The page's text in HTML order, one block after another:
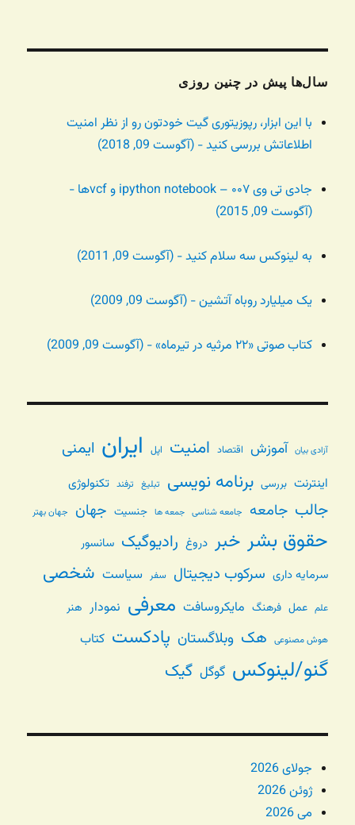
سال‌ها پیش در چنین روزی
با این ابزار، رپوزیتوری گیت خودتون رو از نظر امنیت
اطلاعاتش بررسی کنید - (آگوست 09, 2018)
جادی تی وی ۰۰۷ – ipython notebook و vcfها -
(آگوست 09, 2015)
به لینوکس سه سلام کنید - (آگوست 09, 2011)
یک میلیارد روباه آتشین - (آگوست 09, 2009)
کتاب صوتی «۲۲ مرثیه در تیرماه» - (آگوست 09, 2009)
آزادی بیان آموزش اقتصاد امنیت اپل ایران ایمنی
اینترنت بررسی برنامه نویسی تبلیغ ترفند تکنولوژی
جالب جامعه جامعه شناسی جمعه ها جنسیت جهان جهان بهتر
حقوق بشر خبر دروغ رادیوگیک سانسور
سرمایه داری سرکوب دیجیتال سفر سیاست شخصی
علم عمل فرهنگ مایکروسافت معرفی نمودار هنر
هوش مصنوعی هک وبلاگستان پادکست کتاب
گنو/لینوکس گوگل گیک
جولای 2026
ژوئن 2026
می 2026